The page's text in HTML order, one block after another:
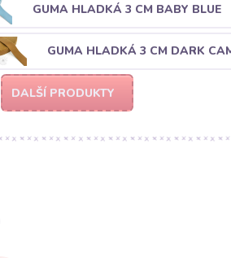
GUMA HLADKÁ 3 CM BABY BLUE
GUMA HLADKÁ 3 CM DARK
DALŠÍ PRODUKTY